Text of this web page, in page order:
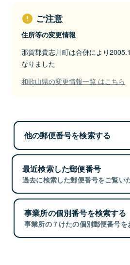
ご注意
住所等の変更情報
那賀郡貴志川町は合併により
なりました
和歌山県の変更情報一覧 はこちら
他の郵便番号を検索する
最近検索した郵便番号
過去に検索した郵便番号をご覧い
事業所の個別番号を検索する
事業所の７けたの個別郵便番号を